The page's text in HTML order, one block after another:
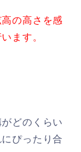
の高さを感
ます。
どのくらい
ぴったり合